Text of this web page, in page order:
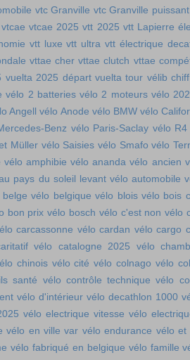
vtc Granville vtc Granville puissant
vtcae vtcae 2025 vtt 2025 vtt Lapierre
vtt luxe vtt ultra vtt électrique
vttae cher vttae clutch vttae
vuelta 2025 départ vuelta tour vélib
vélo 2 batteries vélo 2 moteurs vélo
Angell vélo Anode vélo BMW vélo
Benz vélo Paris-Saclay vélo R4
Müller vélo Saisies vélo Smafo vélo
vélo amphibie vélo ananda vélo ancien
pays du soleil levant vélo automobile
vélo belgique vélo blois vélo bois
bon prix vélo bosch vélo c'est non vélo
carcassonne vélo cardan vélo cargo
vélo catalogne 2025
vélo
chinois vélo cité vélo colnago vélo
santé vélo contrôle technique vélo
vélo d'intérieur vélo decathlon 1000
vélo electrique vitesse vélo
vélo en ville var vélo endurance vélo et
vélo fabriqué en belgique vélo famille